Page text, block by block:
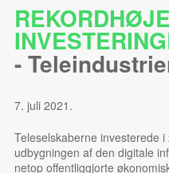
REKORDHØJE
-
7. juli 2021.
Teleselskaberne investerede
udbygningen af den digitale
netop offentliggjorte